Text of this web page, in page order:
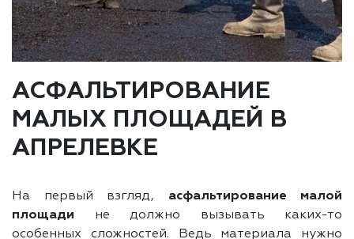
АСФАЛЬТИРОВАНИЕ
МАЛЫХ ПЛОЩАДЕЙ В
АПРЕЛЕВКЕ
На первый взгляд, асфальтирование малой
площади не должно вызывать каких-то
особенных сложностей. Ведь материала нужно